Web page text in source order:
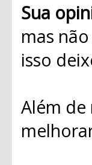
Sua
mas
isso
Além